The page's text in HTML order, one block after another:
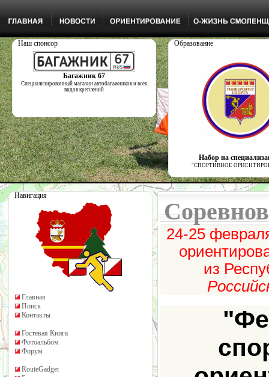
Наш спонсор
Багажник 67
Специализированный магазин автобагажников и всех
видов креплений
Образование
Набор на
"СПОРТИВНОЕ
Навигация
Главная
Поиск
Контакты
Гостевая Книга
Фотоальбом
Форум
RouteGadget
24-25
из